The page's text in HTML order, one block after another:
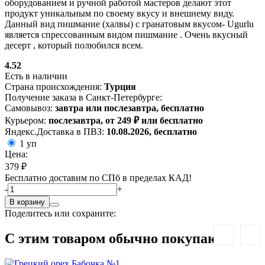
оборудованием и ручной работой мастеров делают этот
продукт уникальным по своему вкусу и внешнему виду.
Данный вид пишмание (халвы) c гранатовым вкусом- Ugurlu
является спрессованным видом пишмание . Очень вкусный
десерт , который полюбился всем.
4.52
Есть в наличии
Страна происхождения: Турция
Получение заказа в Санкт-Петербурге:
Самовывоз: завтра или послезавтра, бесплатно
Курьером: послезавтра, от 249 ₽ или бесплатно
Яндекс.Доставка в ПВЗ: 10.08.2026, бесплатно
1 уп
Цена:
379 ₽
Бесплатно доставим по СПб в пределах КАД!
-
+
В корзину
Поделитесь или сохраните:
С этим товаром обычно покупают: